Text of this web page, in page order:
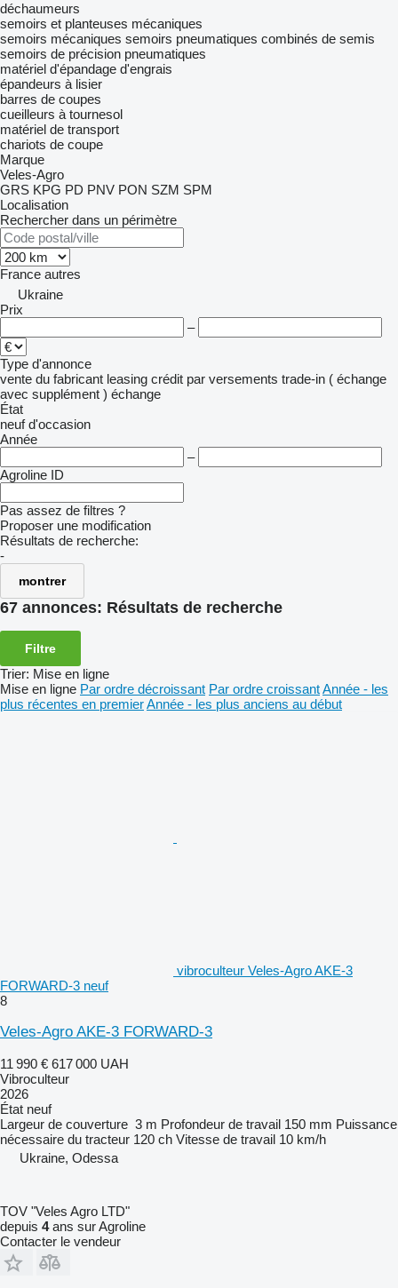
déchaumeurs
semoirs et planteuses mécaniques
semoirs mécaniques semoirs pneumatiques combinés de semis
semoirs de précision pneumatiques
matériel d'épandage d'engrais
épandeurs à lisier
barres de coupes
cueilleurs à tournesol
matériel de transport
chariots de coupe
Marque
Veles-Agro
GRS KPG PD PNV PON SZM SPM
Localisation
Rechercher dans un périmètre
France autres
Ukraine
Prix
–
Type d'annonce
vente du fabricant leasing crédit par versements trade-in ( échange
avec supplément ) échange
État
neuf d'occasion
Année
–
Agroline ID
Pas assez de filtres ?
Proposer une modification
Résultats de recherche:
-
montrer
67 annonces: Résultats de recherche
Filtre
Trier: Mise en ligne
Mise en ligne Par ordre décroissant Par ordre croissantAnnée - les
plus récentes en premierAnnée - les plus anciens au début
vibroculteur Veles-Agro AKE-3
FORWARD-3 neuf
8
Veles-Agro AKE-3 FORWARD-3
11 990 € 617 000 UAH
Vibroculteur
2026
État neuf
Largeur de couverture 3 m Profondeur de travail 150 mm Puissance
nécessaire du tracteur 120 ch Vitesse de travail 10 km/h
Ukraine, Odessa
TOV "Veles Agro LTD"
depuis 4ans sur Agroline
Contacter le vendeur